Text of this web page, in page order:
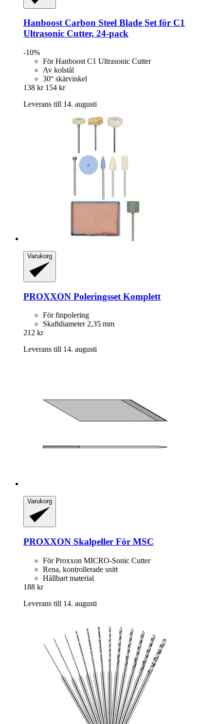
HanboostCarbon Steel Blade Set för C1
Ultrasonic Cutter, 24-​pack
-10%
För Hanboost C1 Ultrasonic Cutter
Av kolstål
30° skärvinkel
138 kr 154 kr
Leverans till 14. augusti
Varukorg
PROXXON Poleringsset Komplett
För finpolering
Skaftdiameter 2,35 mm
212 kr
Leverans till 14. augusti
Varukorg
PROXXON Skalpeller För MSC
För Proxxon MICRO-Sonic Cutter
Rena, kontrollerade snitt
Hållbart material
188 kr
Leverans till 14. augusti